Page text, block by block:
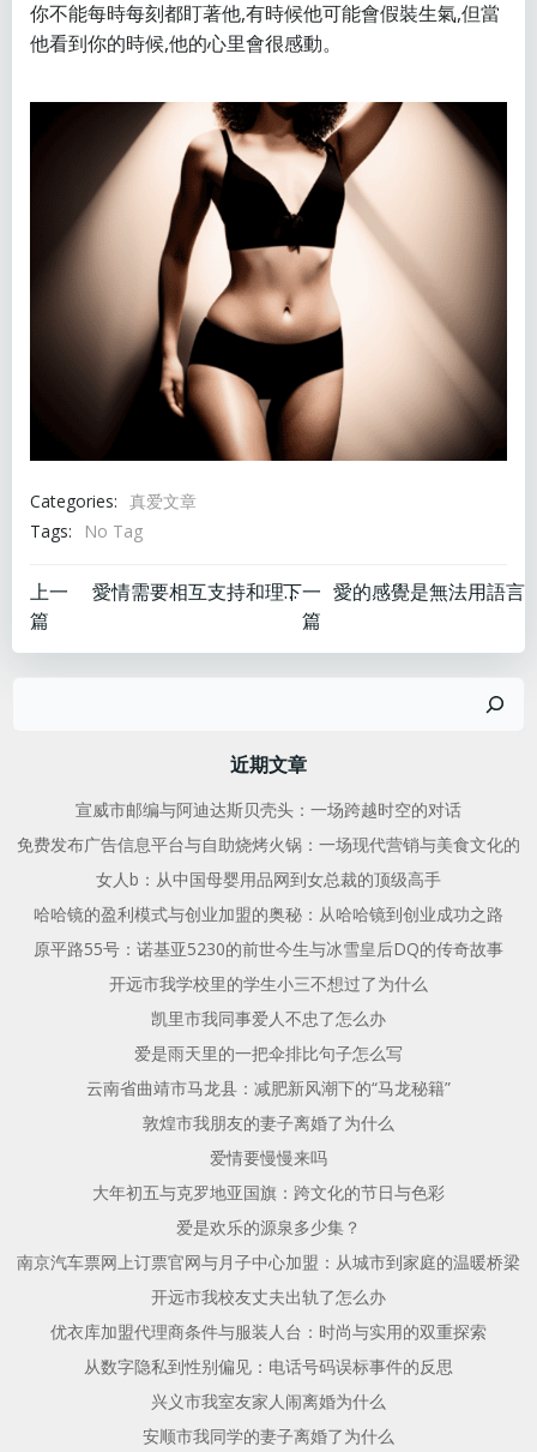
你不能每時每刻都盯著他,有時候他可能會假裝生氣,但當
他看到你的時候,他的心里會很感動。
Categories: 真爱文章
Tags:
No Tag
文
章
上一
篇
愛情需要相互支持和理解。_
文
章
航
下一
篇
近期文章
宣威市邮编与阿迪达斯贝壳头：一场跨越时空的对话
免费发布广告信息平台与自助烧烤火锅：一场现代营销与美食文化的
女人b：从中国母婴用品网到女总裁的顶级高手
哈哈镜的盈利模式与创业加盟的奥秘：从哈哈镜到创业成功之路
原平路55号：诺基亚5230的前世今生与冰雪皇后DQ的传奇故事
开远市我学校里的学生小三不想过了为什么
凯里市我同事爱人不忠了怎么办
爱是雨天里的一把伞排比句子怎么写
云南省曲靖市马龙县：减肥新风潮下的“马龙秘籍”
敦煌市我朋友的妻子离婚了为什么
爱情要慢慢来吗
大年初五与克罗地亚国旗：跨文化的节日与色彩
爱是欢乐的源泉多少集？
南京汽车票网上订票官网与月子中心加盟：从城市到家庭的温暖桥梁
开远市我校友丈夫出轨了怎么办
优衣库加盟代理商条件与服装人台：时尚与实用的双重探索
从数字隐私到性别偏见：电话号码误标事件的反思
兴义市我室友家人闹离婚为什么
安顺市我同学的妻子离婚了为什么